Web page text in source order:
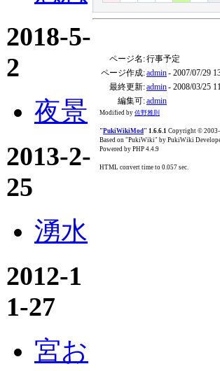
2018-5-
2
夜景
2013-2-
25
湧水
2012-1
1-27
宮お
ページ名:行事予定
ページ作成:admin- 2007/07/29
最終更新:admin- 2008/03/25
編集可:admin
Modified by 佐野雅則
"PukiWikiMod" 1.6.6.1 Copyright ©
Based on "PukiWiki" by PukiWiki
Powered by PHP 4.4.9
HTML convert time to 0.057 sec.